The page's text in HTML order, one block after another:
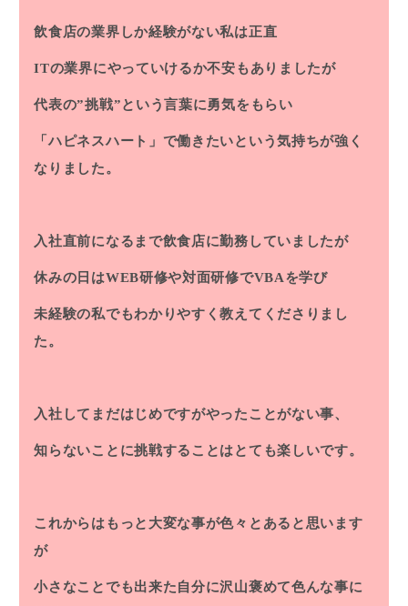
飲食店の業界しか経験がない私は正直
ITの業界にやっていけるか不安もありましたが
代表の”挑戦”という言葉に勇気をもらい
「ハピネスハート」で働きたいという気持ちが強く
なりました。
入社直前になるまで飲食店に勤務していましたが
休みの日はWEB研修や対面研修でVBAを学び
未経験の私でもわかりやすく教えてくださりまし
た。
入社してまだはじめですがやったことがない事、
知らないことに挑戦することはとても楽しいです。
これからはもっと大変な事が色々とあると思います
が
小さなことでも出来た自分に沢山褒めて色んな事に